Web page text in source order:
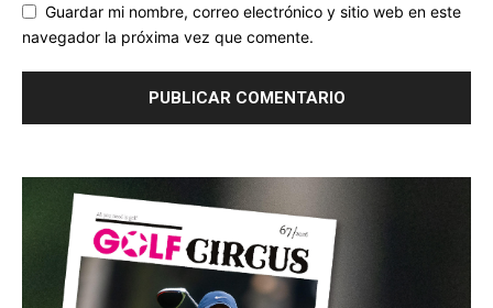
Guardar mi nombre, correo electrónico y sitio web en este
navegador la próxima vez que comente.